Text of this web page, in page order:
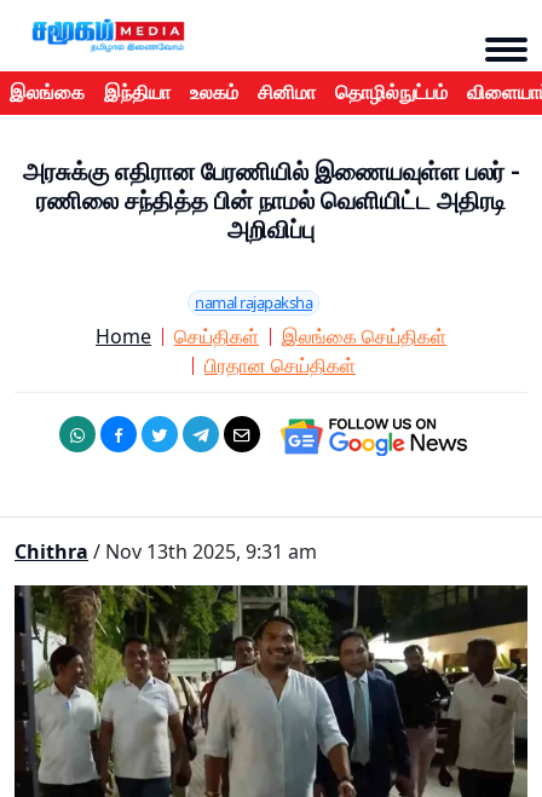
இலங்கை இந்தியா உலகம் சினிமா தொழில்நுட்பம்
அரசுக்கு எதிரான பேரணியில் இணையவுள்ள பலர் -
ரணிலை சந்தித்த பின் நாமல் வெளியிட்ட அதிரடி
அறிவிப்பு
namal rajapaksha
Home செய்திகள்
இலங்கை செய்திகள்
பிரதான செய்திகள்
Chithra / Nov 13th 2025, 9:31 am